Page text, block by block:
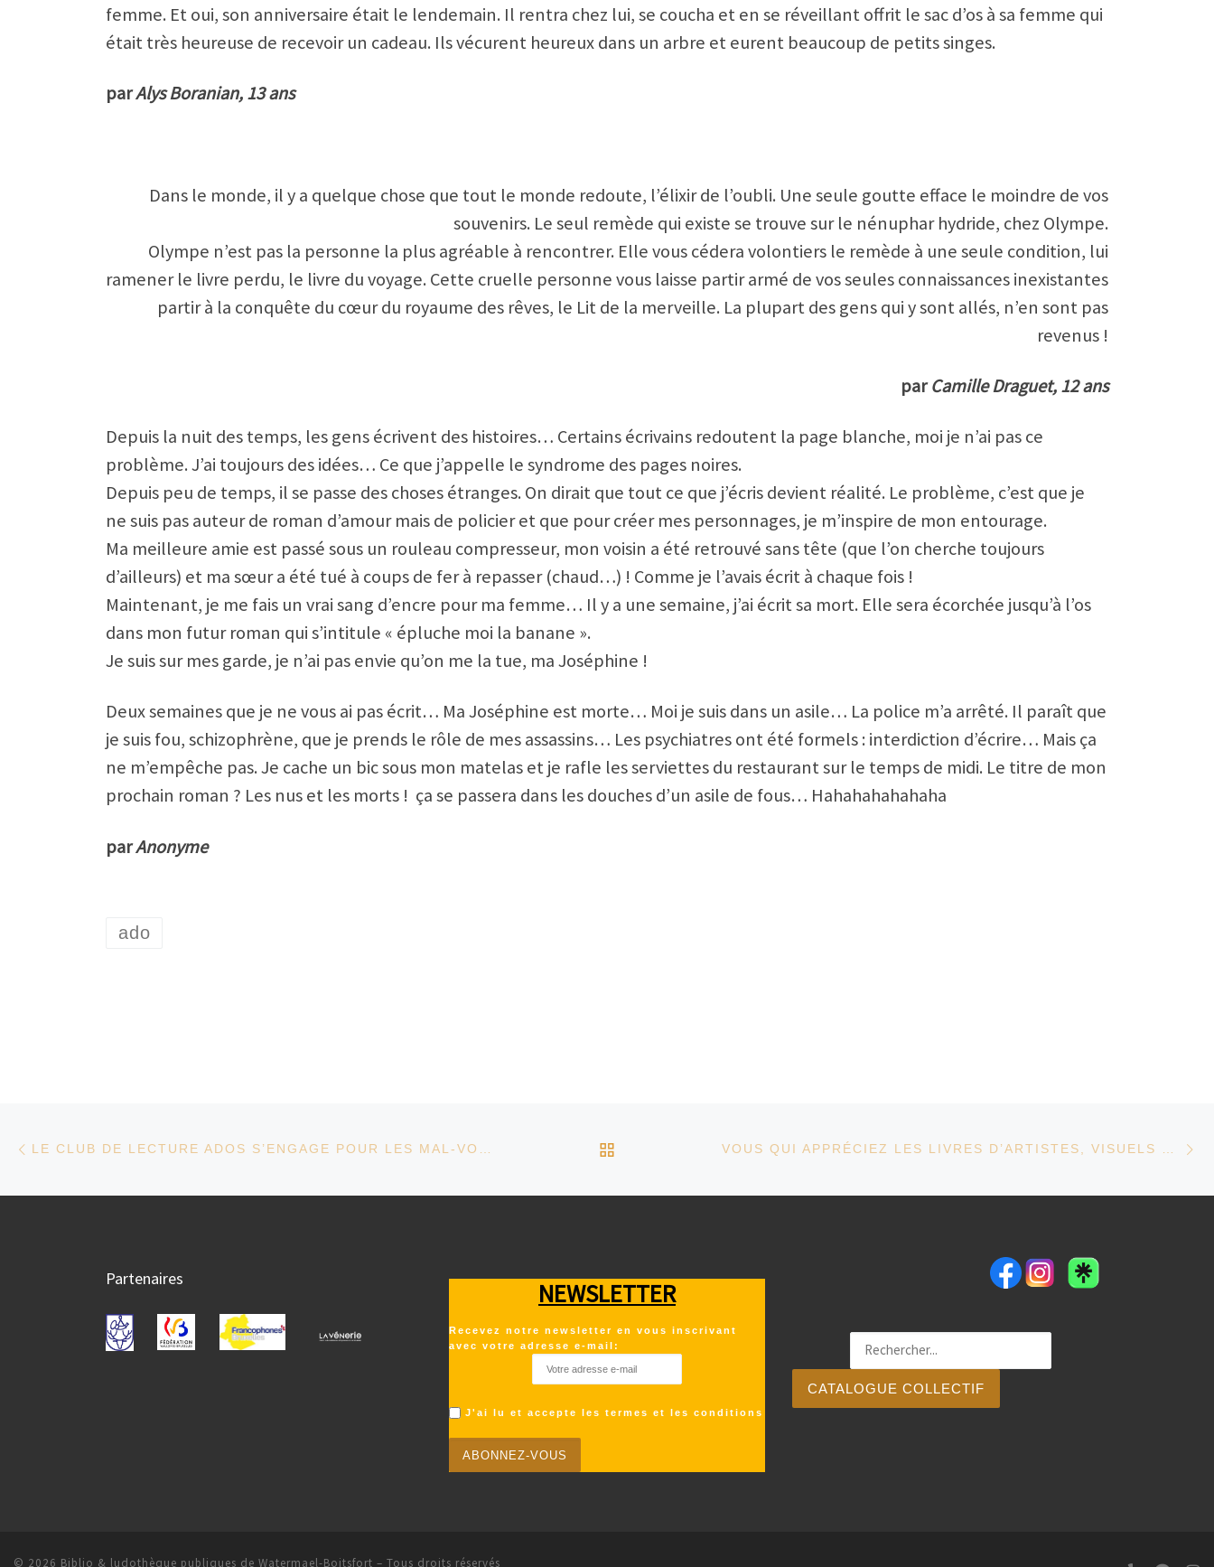
femme. Et oui, son anniversaire était le lendemain. Il rentra chez lui, se coucha et en se réveillant offrit le sac d’os à sa femme qui
était très heureuse de recevoir un cadeau. Ils vécurent heureux dans un arbre et eurent beaucoup de petits singes.
parAlys Boranian, 13 ans
Dans le monde, il y a quelque chose que tout le monde redoute, l’élixir de l’oubli. Une seule goutte efface le moindre de vos
souvenirs. Le seul remède qui existe se trouve sur le nénuphar hydride, chez Olympe.
Olympe n’est pas la personne la plus agréable à rencontrer. Elle vous cédera volontiers le remède à une seule condition, lui
ramener le livre perdu, le livre du voyage. Cette cruelle personne vous laisse partir armé de vos seules connaissances inexistantes
partir à la conquête du cœur du royaume des rêves, le Lit de la merveille. La plupart des gens qui y sont allés, n’en sont pas
revenus !
parCamille Draguet, 12 ans
Depuis la nuit des temps, les gens écrivent des histoires… Certains écrivains redoutent la page blanche, moi je n’ai pas ce
problème. J’ai toujours des idées… Ce que j’appelle le syndrome des pages noires.
Depuis peu de temps, il se passe des choses étranges. On dirait que tout ce que j’écris devient réalité. Le problème, c’est que je
ne suis pas auteur de roman d’amour mais de policier et que pour créer mes personnages, je m’inspire de mon entourage.
Ma meilleure amie est passé sous un rouleau compresseur, mon voisin a été retrouvé sans tête (que l’on cherche toujours
d’ailleurs) et ma sœur a été tué à coups de fer à repasser (chaud…) ! Comme je l’avais écrit à chaque fois !
Maintenant, je me fais un vrai sang d’encre pour ma femme… Il y a une semaine, j’ai écrit sa mort. Elle sera écorchée jusqu’à l’os
dans mon futur roman qui s’intitule « épluche moi la banane ».
Je suis sur mes garde, je n’ai pas envie qu’on me la tue, ma Joséphine !
Deux semaines que je ne vous ai pas écrit… Ma Joséphine est morte… Moi je suis dans un asile… La police m’a arrêté. Il paraît que
je suis fou, schizophrène, que je prends le rôle de mes assassins… Les psychiatres ont été formels : interdiction d’écrire… Mais ça
ne m’empêche pas. Je cache un bic sous mon matelas et je rafle les serviettes du restaurant sur le temps de midi. Le titre de mon
prochain roman ? Les nus et les morts ! ça se passera dans les douches d’un asile de fous… Hahahahahahaha
parAnonyme
ado
Parcourir les articles RETOUR À LA LISTE DES ARTICLES
Partenaires NEWSLETTER
Recevez notre newsletter en vous inscrivant
avec votre adresse e-mail:
J'ai lu et accepte les termes et les conditions
CATALOGUE COLLECTIF
© 2026 Biblio & ludothèque publiques de Watermael-Boitsfort – Tous droits réservés